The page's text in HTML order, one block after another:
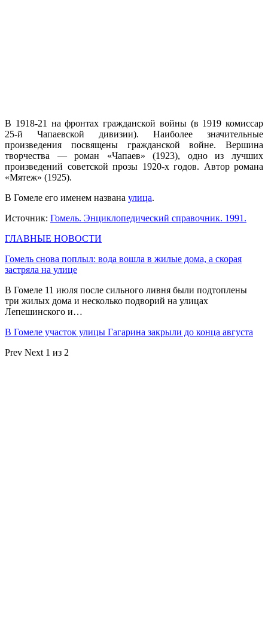
В 1918-21 на фронтах гражданской войны (в 1919 комиссар
25-й Чапаевской дивизии). Наиболее значительные
произведения посвящены гражданской войне. Вершина
творчества — роман «Чапаев» (1923), одно из лучших
произведений советской прозы 1920-х годов. Автор романа
«Мятеж» (1925).
В Гомеле его именем названа улица.
Источник: Гомель. Энциклопедический справочник. 1991.
ГЛАВНЫЕ НОВОСТИ
Гомель снова поплыл: вода вошла в жилые дома, а скорая
застряла на улице
В Гомеле 11 июля после сильного ливня были подтоплены
три жилых дома и несколько подворий на улицах
Лепешинского и…
В Гомеле участок улицы Гагарина закрыли до конца августа
Prev Next 1 из 2